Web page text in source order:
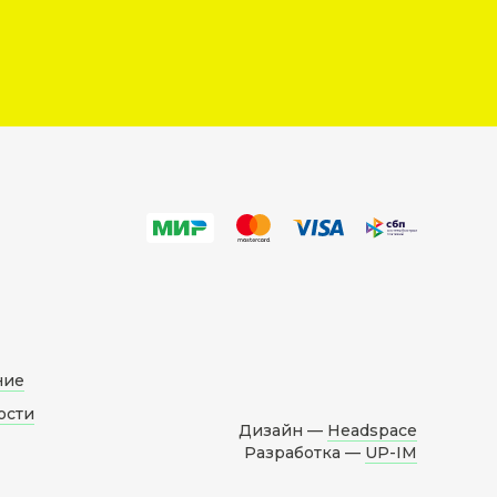
Дизайн — Headspace
Разработка — UP-IM